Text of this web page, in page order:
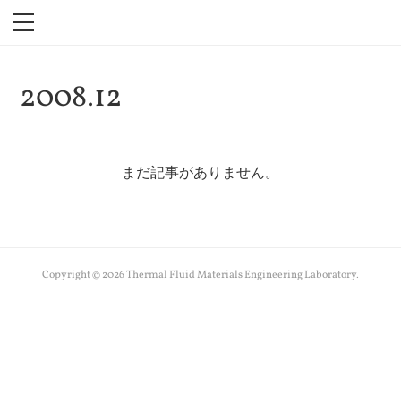
2008.12
まだ記事がありません。
Copyright ©2026Thermal Fluid Materials Engineering Laboratory.